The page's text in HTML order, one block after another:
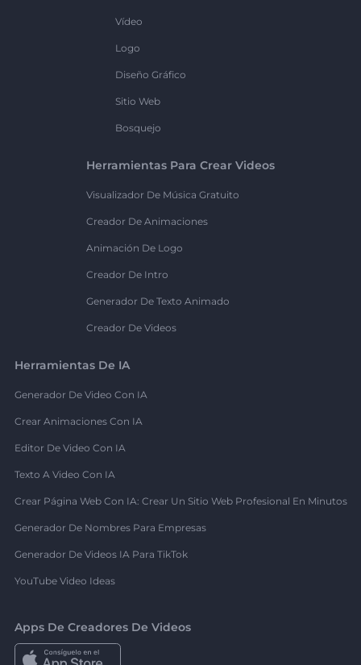
Vídeo
Logo
Diseño Gráfico
Sitio Web
Bosquejo
Herramientas Para Crear Videos
Visualizador De Música Gratuito
Creador De Animaciones
Animación De Logo
Creador De Intro
Generador De Texto Animado
Creador De Videos
Herramientas De IA
Generador De Video Con IA
Crear Animaciones Con IA
Editor De Video Con IA
Texto A Video Con IA
Crear Página Web Con IA: Crear Un Sitio Web Profesional En Minutos
Generador De Nombres Para Empresas
Generador De Videos IA Para TikTok
YouTube Video Ideas
Apps De Creadores De Videos